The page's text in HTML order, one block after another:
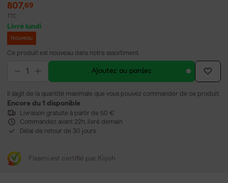
807,69
TTC
Livré lundi
Nouveau
Ce produit est nouveau dans notre assortiment.
Ajouter au panier
Il s'agit de la quantité maximale que vous pouvez commander de ce produit.
Encore du 1 disponible
Livraison gratuite à partir de 50 €
Commandez avant 22h, livré demain
Délai de retour de 30 jours
Fixami est certifié par Kiyoh